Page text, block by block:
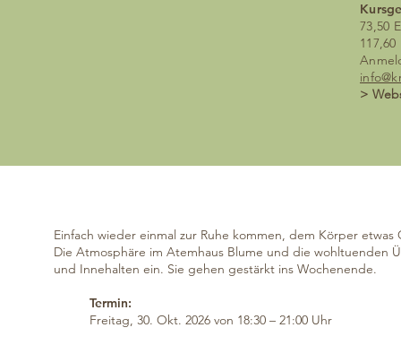
73,50
>
Einfach wieder einmal zur Ruhe kommen, dem Körper
Die Atmosphäre im Atemhaus Blume und die wohltuenden
und Innehalten ein. Sie gehen gestärkt ins Wochenende.
Termin:
Freitag, 30. Okt. 2026 von 18:30 – 21:00 Uhr